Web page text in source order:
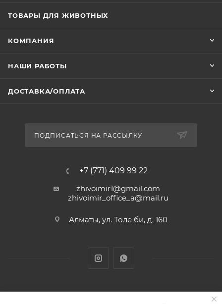
ТОВАРЫ ДЛЯ ЖИВОТНЫХ
КОМПАНИЯ
НАШИ РАБОТЫ
ДОСТАВКА/ОПЛАТА
ПОДПИСАТЬСЯ НА РАССЫЛКУ
+7 (771) 409 99 22
zhivoimir1@gmail.com
zhivoimir_office_a@mail.ru
Алматы, ул. Толе би, д. 160